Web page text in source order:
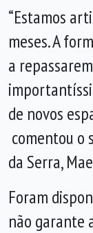
“Estamos
meses. A
a
de novos
comentou o
da Serra,
Foram
não garante